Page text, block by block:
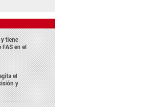
y tiene
en el
el
y